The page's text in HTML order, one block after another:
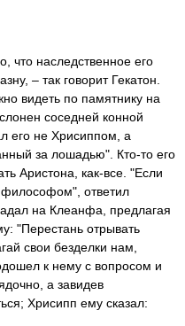
наследственное его
– так говорит Гекатон.
видеть по памятнику на
соседней конной
его не Хрисиппом, а
за лошадью". Кто-то его
Аристона, как-все. "Если
ответил
на Клеанфа, предлагая
"Перестань отрывать
свои безделки нам,
к нему с вопросом и
а завидев
Хрисипп ему сказал: